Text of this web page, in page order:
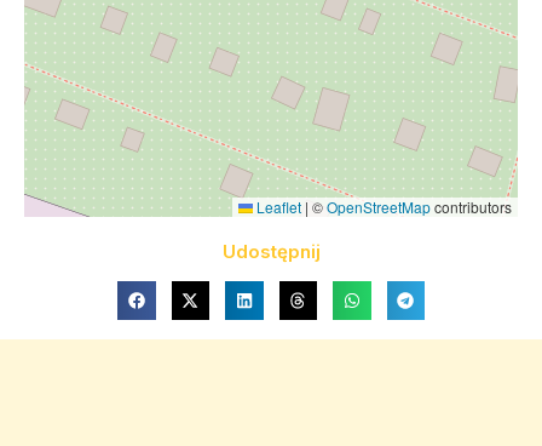
Leaflet | ©OpenStreetMapcontributors
Udostępnij